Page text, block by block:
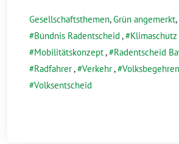
Gesellschaftsthemen,Grün angemerkt,
Bündnis Radentscheid , Klimaschutz
Mobilitätskonzept, Radentscheid
Radfahrer, Verkehr, Volksbegehren
Volksentscheid